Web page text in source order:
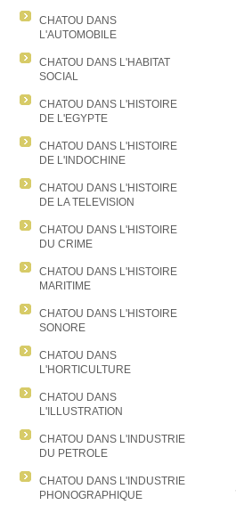
CHATOU DANS
L'AUTOMOBILE
CHATOU DANS L'HABITAT
SOCIAL
CHATOU DANS L'HISTOIRE
DE L'EGYPTE
CHATOU DANS L'HISTOIRE
DE L'INDOCHINE
CHATOU DANS L'HISTOIRE
DE LA TELEVISION
CHATOU DANS L'HISTOIRE
DU CRIME
CHATOU DANS L'HISTOIRE
MARITIME
CHATOU DANS L'HISTOIRE
SONORE
CHATOU DANS
L'HORTICULTURE
CHATOU DANS
L'ILLUSTRATION
CHATOU DANS L'INDUSTRIE
DU PETROLE
CHATOU DANS L'INDUSTRIE
PHONOGRAPHIQUE